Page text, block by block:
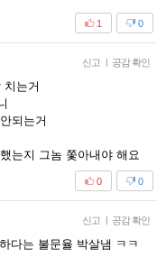
0
1
신고 | 공감 확인
치는거
되는거
는지 그놈 쫓아내야 해요
0
0
신고 | 공감 확인
다는 불문율 박살냄 ㅋㅋ